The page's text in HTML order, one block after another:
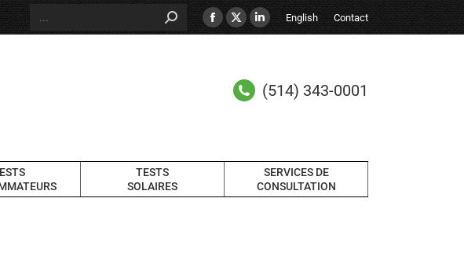
English Contact
(514) 343-0001
TESTS
SOLAIRES
SERVICES DE
CONSULTATION